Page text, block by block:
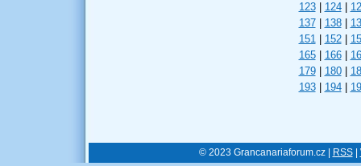
123
124
137
138
151
152
165
166
179
180
193
194
© 2023 Grancanariaforum.cz | RSS|